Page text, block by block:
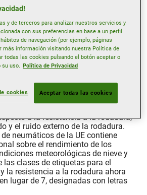
de neumáticos en las siguientes
neumáticos de
general
de la UE y las clases de
nuevo diseño y han cambiado
a una nueva escala reciente. La
a la resistencia a la rodadura,
y el ruido externo de la rodadura.
neumáticos de la UE contiene
sobre el rendimiento de los
meteorológicas de nieve y
las clases de etiquetas para el
la resistencia a la rodadura ahora
lugar de 7, designadas con letras
y de terceros para analizar nuestros servicios y
con sus preferencias en base a un perfil
de navegación (por ejemplo, páginas
más información visitando nuestra Política de
todas las cookies pulsando el botón aceptar o
su uso. Política de Privacidad
cookies Aceptar todas las cookies